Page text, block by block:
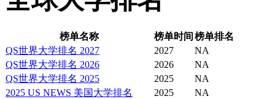
学校的主要运动设施在
Goergen运动中心以及
可以在Spurrier building
榜单名称 榜单时间 榜单排名
QS世界大学排名 2027
2027
NA
QS世界大学排名 2026
2026
NA
QS世界大学排名 2025
2025
NA
2025 US NEWS 美国大学排名
2025
NA